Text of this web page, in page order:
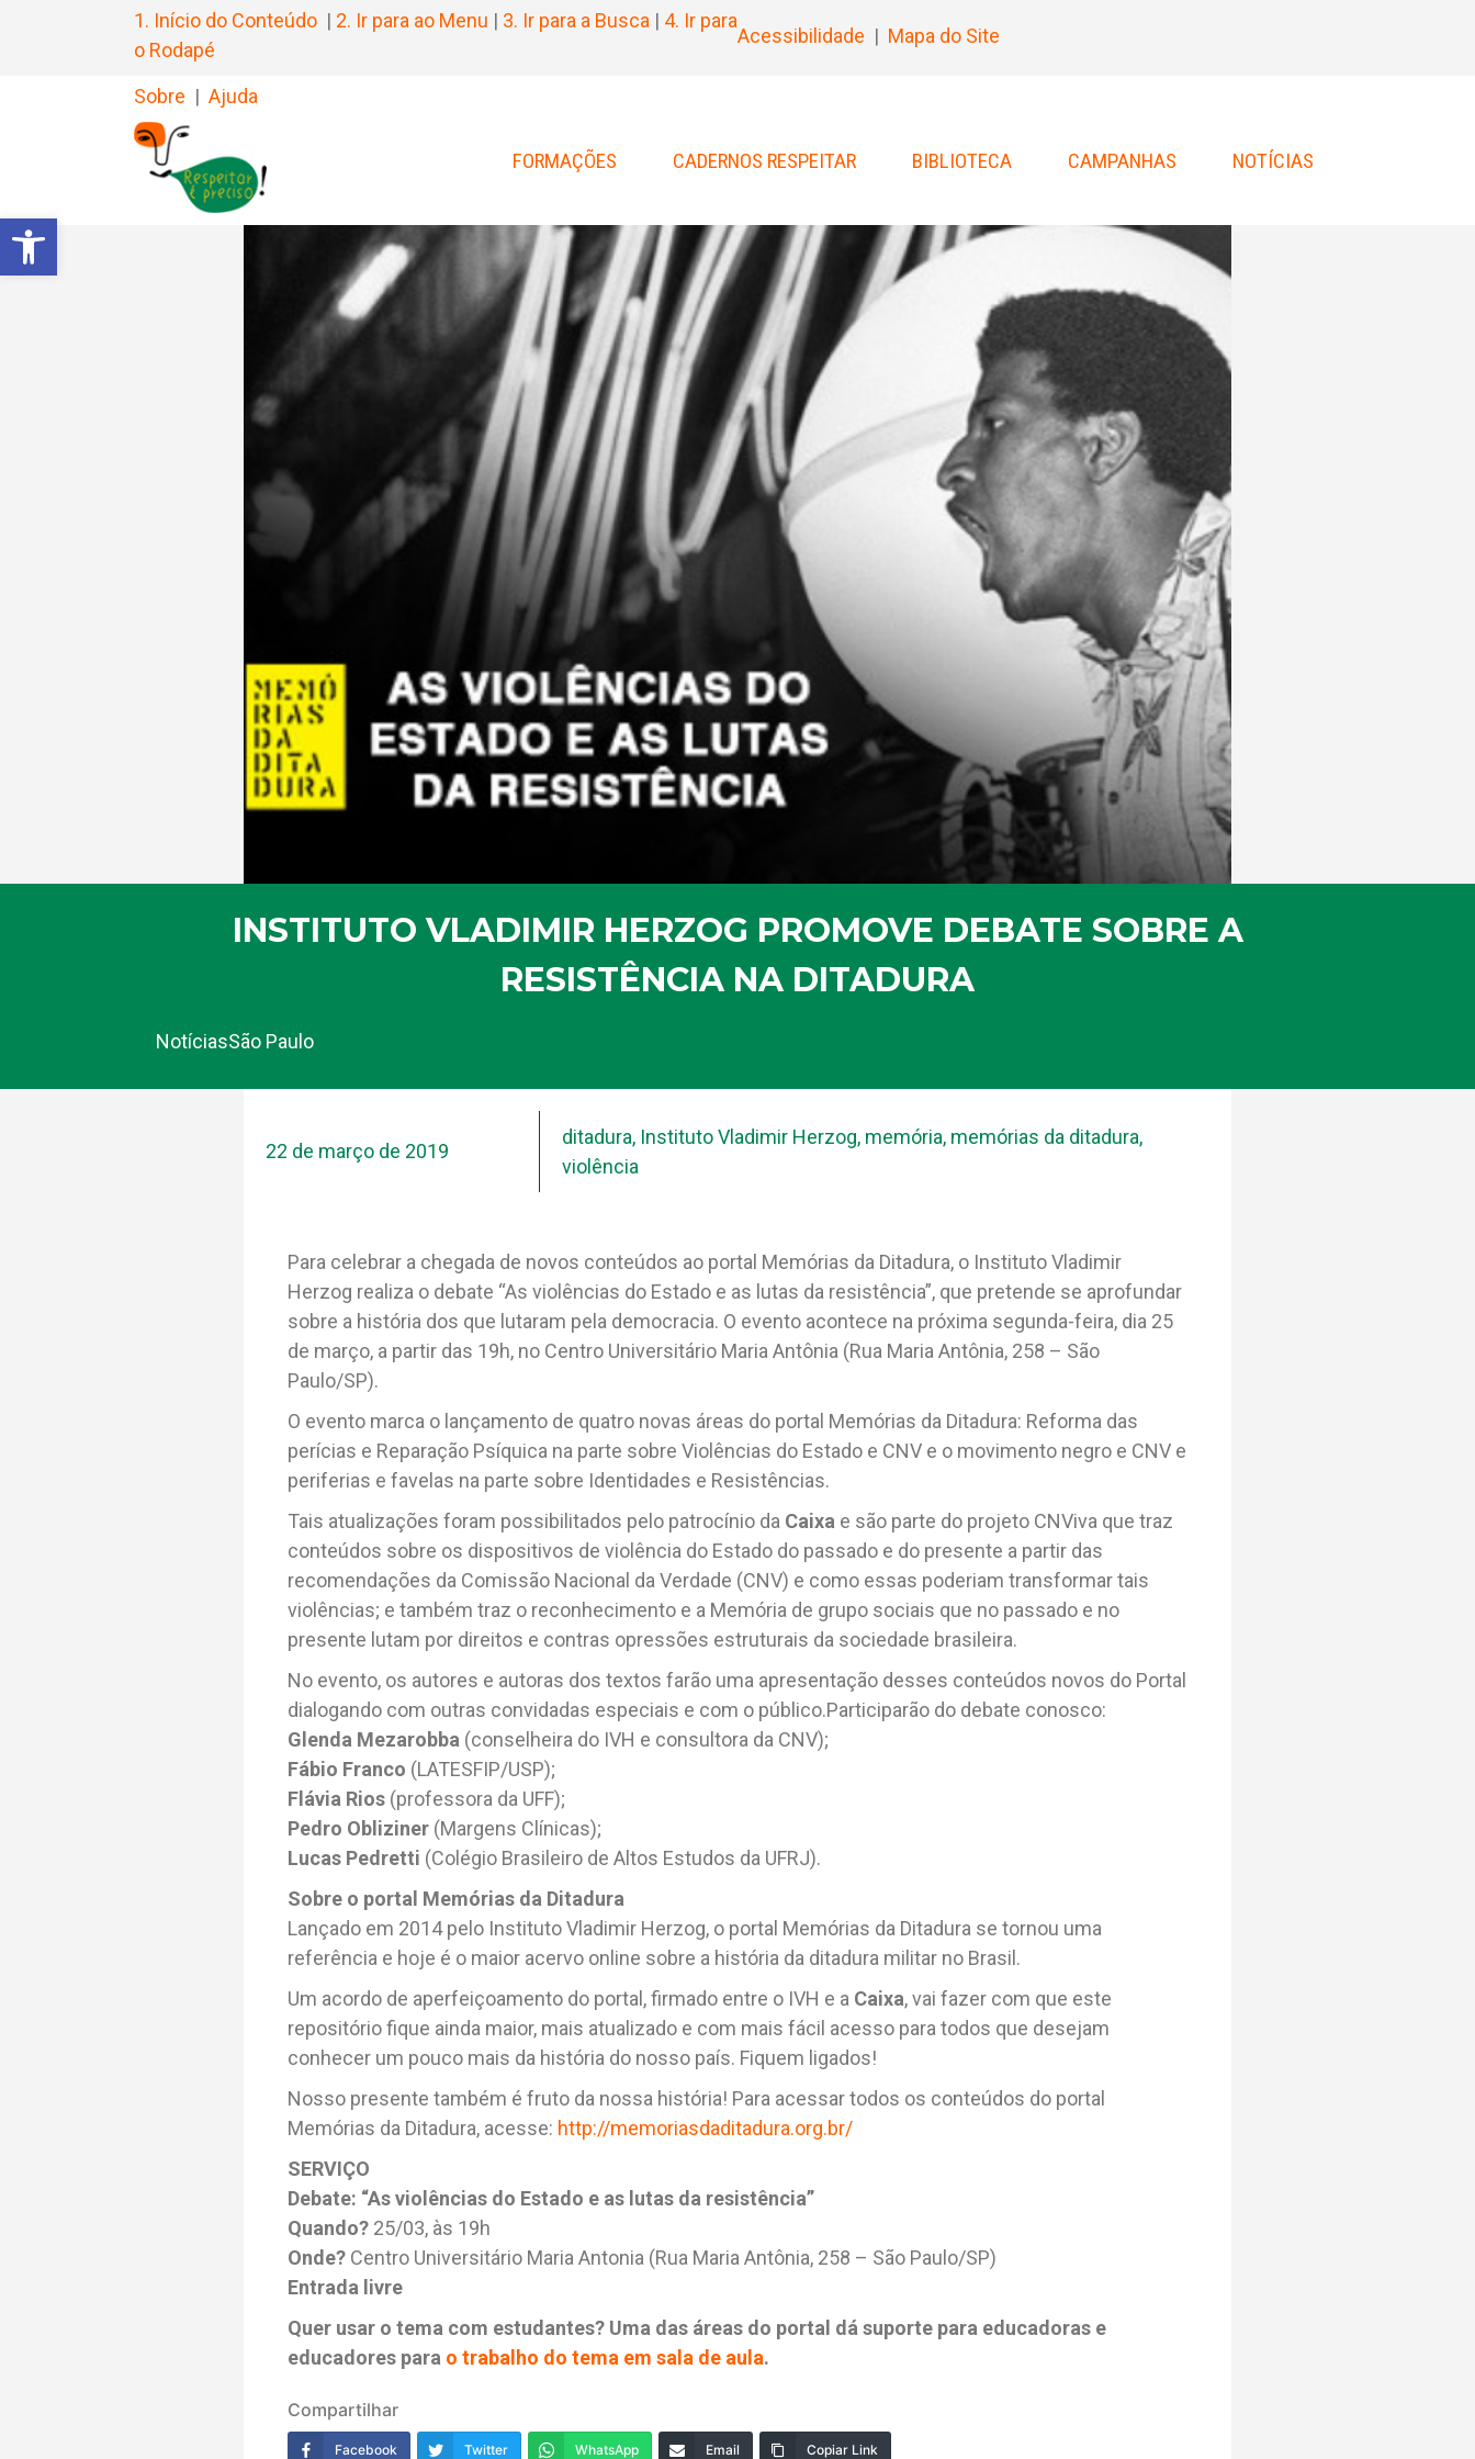
Barra de Ferramentas Aberta
1. Início do Conteúdo | 2. Ir para ao Menu | 3. Ir para a Busca | 4. Ir para
o Rodapé
Acessibilidade | Mapa do Site
Sobre | Ajuda
FORMAÇÕES CADERNOS RESPEITAR BIBLIOTECA CAMPANHAS NOTÍCIAS
INSTITUTO VLADIMIR HERZOG PROMOVE DEBATE SOBRE A
RESISTÊNCIA NA DITADURA
NotíciasSão Paulo
22 de março de 2019
ditadura, Instituto Vladimir Herzog, memória, memórias da ditadura,
violência
Para celebrar a chegada de novos conteúdos ao portal Memórias da Ditadura, o Instituto Vladimir
Herzog realiza o debate “As violências do Estado e as lutas da resistência”, que pretende se aprofundar
sobre a história dos que lutaram pela democracia. O evento acontece na próxima segunda-feira, dia 25
de março, a partir das 19h, no Centro Universitário Maria Antônia (Rua Maria Antônia, 258 – São
Paulo/SP).
O evento marca o lançamento de quatro novas áreas do portal Memórias da Ditadura: Reforma das
perícias e Reparação Psíquica na parte sobre Violências do Estado e CNV e o movimento negro e CNV e
periferias e favelas na parte sobre Identidades e Resistências.
Tais atualizações foram possibilitados pelo patrocínio da Caixa e são parte do projeto CNViva que traz
conteúdos sobre os dispositivos de violência do Estado do passado e do presente a partir das
recomendações da Comissão Nacional da Verdade (CNV) e como essas poderiam transformar tais
violências; e também traz o reconhecimento e a Memória de grupo sociais que no passado e no
presente lutam por direitos e contras opressões estruturais da sociedade brasileira.
No evento, os autores e autoras dos textos farão uma apresentação desses conteúdos novos do Portal
dialogando com outras convidadas especiais e com o público.Participarão do debate conosco:
Glenda Mezarobba (conselheira do IVH e consultora da CNV);
Fábio Franco (LATESFIP/USP);
Flávia Rios (professora da UFF);
Pedro Obliziner (Margens Clínicas);
Lucas Pedretti (Colégio Brasileiro de Altos Estudos da UFRJ).
Sobre o portal Memórias da Ditadura
Lançado em 2014 pelo Instituto Vladimir Herzog, o portal Memórias da Ditadura se tornou uma
referência e hoje é o maior acervo online sobre a história da ditadura militar no Brasil.
Um acordo de aperfeiçoamento do portal, firmado entre o IVH e a Caixa, vai fazer com que este
repositório fique ainda maior, mais atualizado e com mais fácil acesso para todos que desejam
conhecer um pouco mais da história do nosso país. Fiquem ligados!
Nosso presente também é fruto da nossa história! Para acessar todos os conteúdos do portal
Memórias da Ditadura, acesse: http://memoriasdaditadura.org.br/
SERVIÇO
Debate: “As violências do Estado e as lutas da resistência”
Quando? 25/03, às 19h
Onde? Centro Universitário Maria Antonia (Rua Maria Antônia, 258 – São Paulo/SP)
Entrada livre
Quer usar o tema com estudantes? Uma das áreas do portal dá suporte para educadoras e
educadores para o trabalho do tema em sala de aula.
Compartilhar
Facebook Twitter WhatsApp Email Copiar Link